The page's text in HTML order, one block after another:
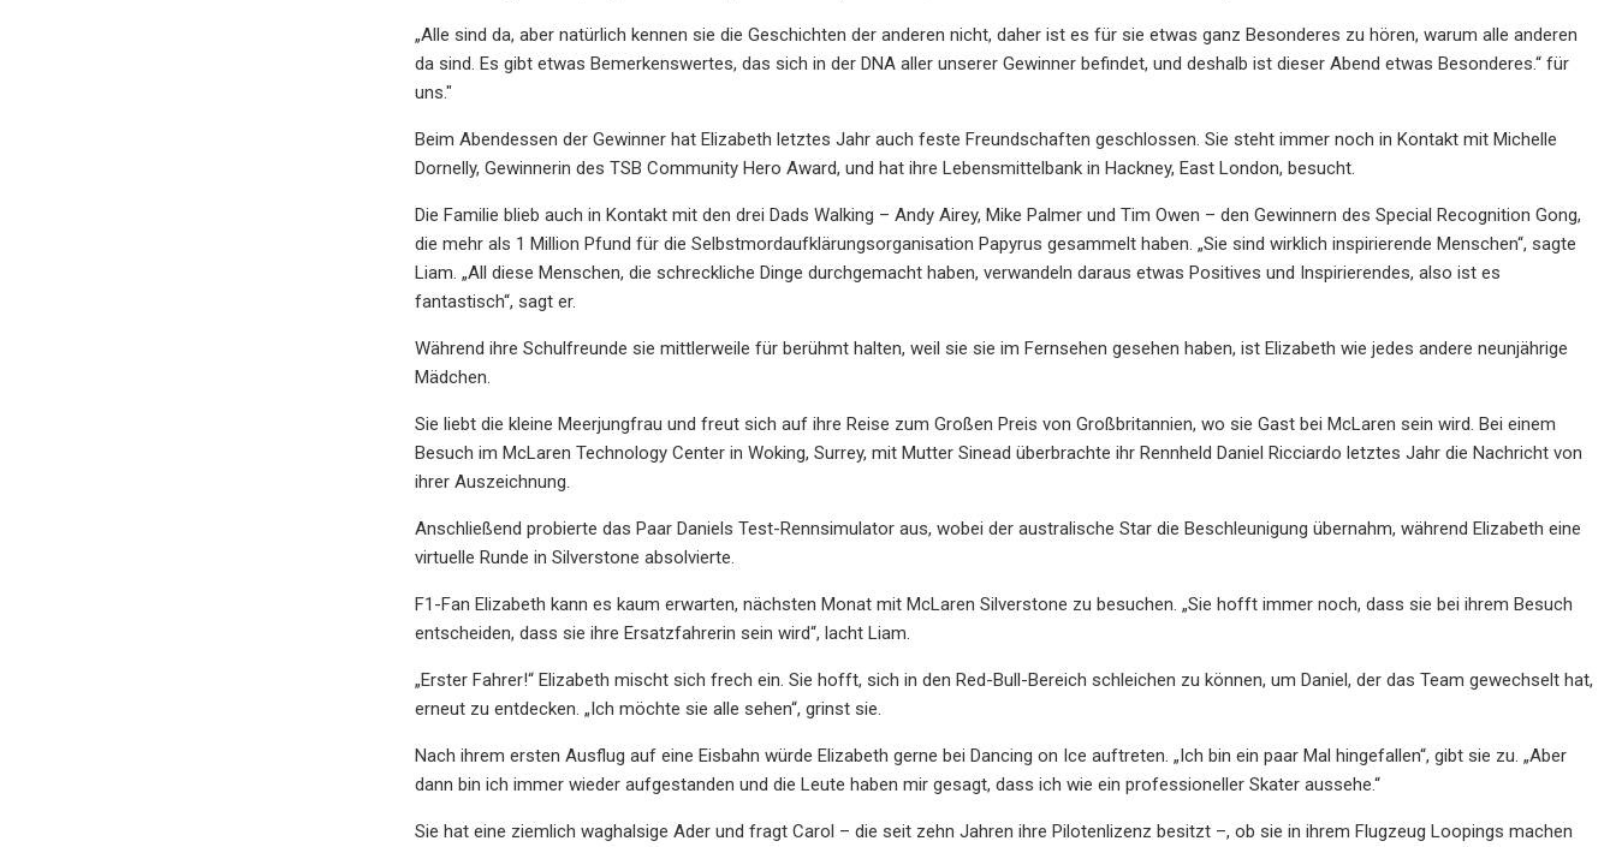
„Alle sind da, aber natürlich kennen sie die Geschichten der anderen nicht, daher ist es für sie etwas ganz Besonderes zu hören, warum alle anderen
da sind. Es gibt etwas Bemerkenswertes, das sich in der DNA aller unserer Gewinner befindet, und deshalb ist dieser Abend etwas Besonderes.“ für
uns."
Beim Abendessen der Gewinner hat Elizabeth letztes Jahr auch feste Freundschaften geschlossen. Sie steht immer noch in Kontakt mit Michelle
Dornelly, Gewinnerin des TSB Community Hero Award, und hat ihre Lebensmittelbank in Hackney, East London, besucht.
Die Familie blieb auch in Kontakt mit den drei Dads Walking – Andy Airey, Mike Palmer und Tim Owen – den Gewinnern des Special Recognition Gong,
die mehr als 1 Million Pfund für die Selbstmordaufklärungsorganisation Papyrus gesammelt haben. „Sie sind wirklich inspirierende Menschen“, sagte
Liam. „All diese Menschen, die schreckliche Dinge durchgemacht haben, verwandeln daraus etwas Positives und Inspirierendes, also ist es
fantastisch“, sagt er.
Während ihre Schulfreunde sie mittlerweile für berühmt halten, weil sie sie im Fernsehen gesehen haben, ist Elizabeth wie jedes andere neunjährige
Mädchen.
Sie liebt die kleine Meerjungfrau und freut sich auf ihre Reise zum Großen Preis von Großbritannien, wo sie Gast bei McLaren sein wird. Bei einem
Besuch im McLaren Technology Center in Woking, Surrey, mit Mutter Sinead überbrachte ihr Rennheld Daniel Ricciardo letztes Jahr die Nachricht von
ihrer Auszeichnung.
Anschließend probierte das Paar Daniels Test-Rennsimulator aus, wobei der australische Star die Beschleunigung übernahm, während Elizabeth eine
virtuelle Runde in Silverstone absolvierte.
F1-Fan Elizabeth kann es kaum erwarten, nächsten Monat mit McLaren Silverstone zu besuchen. „Sie hofft immer noch, dass sie bei ihrem Besuch
entscheiden, dass sie ihre Ersatzfahrerin sein wird“, lacht Liam.
„Erster Fahrer!“ Elizabeth mischt sich frech ein. Sie hofft, sich in den Red-Bull-Bereich schleichen zu können, um Daniel, der das Team gewechselt hat,
erneut zu entdecken. „Ich möchte sie alle sehen“, grinst sie.
Nach ihrem ersten Ausflug auf eine Eisbahn würde Elizabeth gerne bei Dancing on Ice auftreten. „Ich bin ein paar Mal hingefallen“, gibt sie zu. „Aber
dann bin ich immer wieder aufgestanden und die Leute haben mir gesagt, dass ich wie ein professioneller Skater aussehe.“
Sie hat eine ziemlich waghalsige Ader und fragt Carol – die seit zehn Jahren ihre Pilotenlizenz besitzt –, ob sie in ihrem Flugzeug Loopings machen